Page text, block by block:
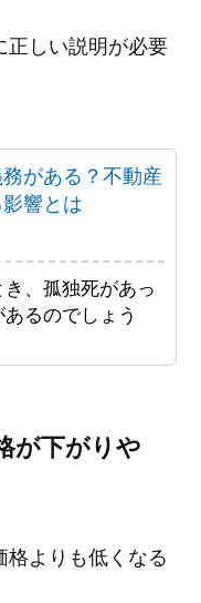
正しい説明が必要
がある？不動産
響とは
、孤独死があっ
るのでしょう
が下がりや
よりも低くなる